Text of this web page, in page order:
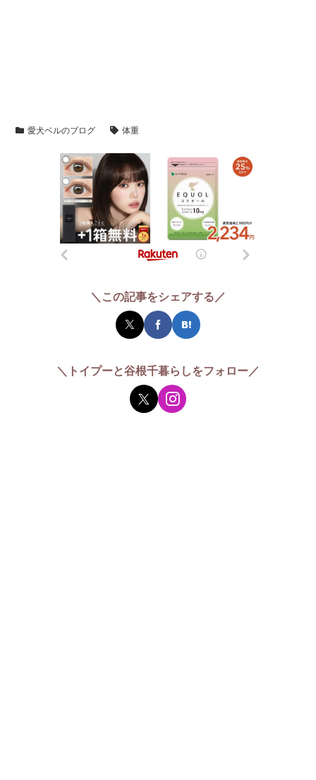
愛犬ベルのブログ 体重
＼この記事をシェアする／
＼トイプーと谷根千暮らしをフォロー／